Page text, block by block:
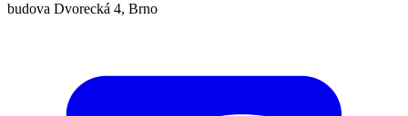
budova Dvorecká 4, Brno